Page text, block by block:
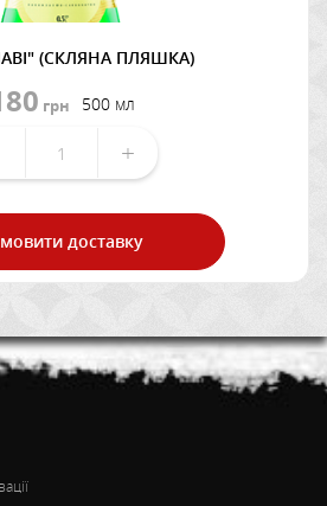
(СКЛЯНА ПЛЯШКА)
грн 500 мл
+
доставку